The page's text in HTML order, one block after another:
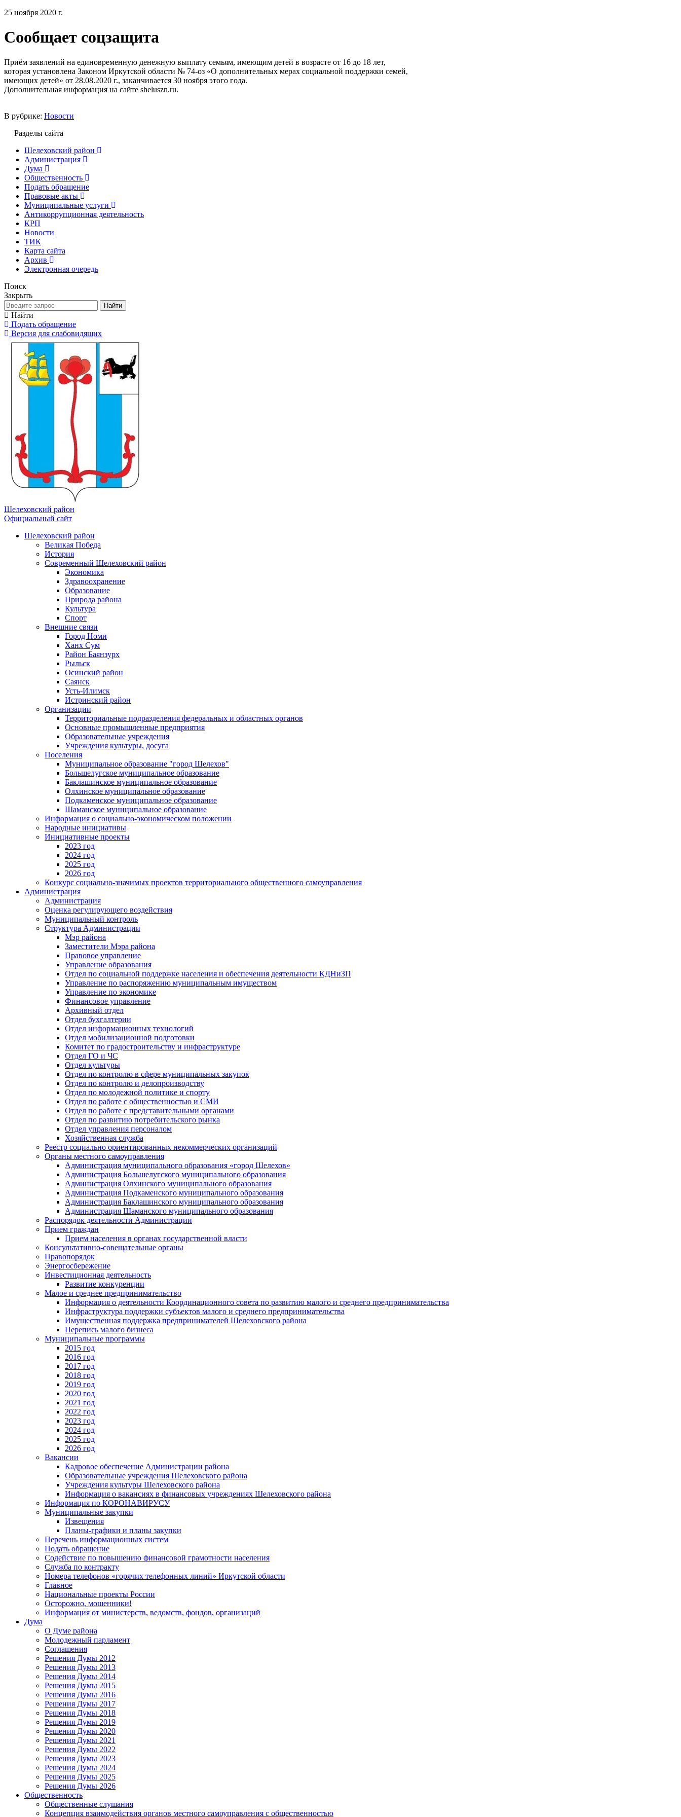
25 ноября 2020 г.
Сообщает соцзащита
Приём заявлений на единовременную денежную выплату семьям, имеющим детей в возрасте от 16 до 18 лет,
которая установлена Законом Иркутской области № 74-оз «О дополнительных мерах социальной поддержки семей,
имеющих детей» от 28.08.2020 г., заканчивается 30 ноября этого года.
Дополнительная информация на сайте sheluszn.ru.
В рубрике: Новости
Разделы сайта
Шелеховский район
Администрация
Дума
Общественность
Подать обращение
Правовые акты
Муниципальные услуги
Антикоррупционная деятельность
КРП
Новости
ТИК
Карта сайта
Архив
Электронная очередь
Поиск
Закрыть
Найти
Найти
Подать обращение
Версия для слабовидящих
Шелеховский район
Официальный сайт
Шелеховский район
Великая Победа
История
Современный Шелеховский район
Экономика
Здравоохранение
Образование
Природа района
Культура
Спорт
Внешние связи
Город Номи
Ханх Сум
Район Баянзурх
Рыльск
Осинский район
Саянск
Усть-Илимск
Истринский район
Организации
Территориальные подразделения федеральных и областных органов
Основные промышленные предприятия
Образовательные учреждения
Учреждения культуры, досуга
Поселения
Муниципальное образование "город Шелехов"
Большелугское муниципальное образование
Баклашинское муниципальное образование
Олхинское муниципальное образование
Подкаменское муниципальное образование
Шаманское муниципальное образование
Информация о социально-экономическом положении
Народные инициативы
Инициативные проекты
2023 год
2024 год
2025 год
2026 год
Конкурс социально-значимых проектов территориального общественного самоуправления
Администрация
Администрация
Оценка регулирующего воздействия
Муниципальный контроль
Структура Администрации
Мэр района
Заместители Мэра района
Правовое управление
Управление образования
Отдел по социальной поддержке населения и обеспечения деятельности КДНиЗП
Управление по распоряжению муниципальным имуществом
Управление по экономике
Финансовое управление
Архивный отдел
Отдел бухгалтерии
Отдел информационных технологий
Отдел мобилизационной подготовки
Комитет по градостроительству и инфраструктуре
Отдел ГО и ЧС
Отдел культуры
Отдел по контролю в сфере муниципальных закупок
Отдел по контролю и делопроизводству
Отдел по молодежной политике и спорту
Отдел по работе с общественностью и СМИ
Отдел по работе с представительными органами
Отдел по развитию потребительского рынка
Отдел управления персоналом
Хозяйственная служба
Реестр социально ориентированных некоммерческих организаций
Органы местного самоуправления
Администрация муниципального образования «город Шелехов»
Администрация Большелугского муниципального образования
Администрация Олхинского муниципального образования
Администрация Подкаменского муниципального образования
Администрация Баклашинского муниципального образования
Администрация Шаманского муниципального образования
Распорядок деятельности Администрации
Прием граждан
Прием населения в органах государственной власти
Консультативно-совещательные органы
Правопорядок
Энергосбережение
Инвестиционная деятельность
Развитие конкуренции
Малое и среднее предпринимательство
Информация о деятельности Координационного совета по развитию малого и среднего предпринимательства
Инфраструктура поддержки субъектов малого и среднего предпринимательства
Имущественная поддержка предпринимателей Шелеховского района
Перепись малого бизнеса
Муниципальные программы
2015 год
2016 год
2017 год
2018 год
2019 год
2020 год
2021 год
2022 год
2023 год
2024 год
2025 год
2026 год
Вакансии
Кадровое обеспечение Администрации района
Образовательные учреждения Шелеховского района
Учреждения культуры Шелеховского района
Информация о вакансиях в финансовых учреждениях Шелеховского района
Информация по КОРОНАВИРУСУ
Муниципальные закупки
Извещения
Планы-графики и планы закупки
Перечень информационных систем
Подать обращение
Содействие по повышению финансовой грамотности населения
Служба по контракту
Номера телефонов «горячих телефонных линий» Иркутской области
Главное
Национальные проекты России
Осторожно, мошенники!
Информация от министерств, ведомств, фондов, организаций
Дума
О Думе района
Молодежный парламент
Соглашения
Решения Думы 2012
Решения Думы 2013
Решения Думы 2014
Решения Думы 2015
Решения Думы 2016
Решения Думы 2017
Решения Думы 2018
Решения Думы 2019
Решения Думы 2020
Решения Думы 2021
Решения Думы 2022
Решения Думы 2023
Решения Думы 2024
Решения Думы 2025
Решения Думы 2026
Общественность
Общественные слушания
Концепция взаимодействия органов местного самоуправления с общественностью